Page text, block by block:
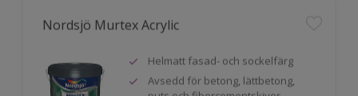
Nordsjö Murtex Acrylic
Helmatt fasad- och sockelfärg
Avsedd för betong, lättbetong,
puts och fibercementskivor